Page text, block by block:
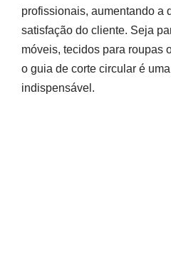
profissionais, aumentando a
satisfação do cliente. Seja
móveis, tecidos para roupas
o guia de corte circular é
indispensável.